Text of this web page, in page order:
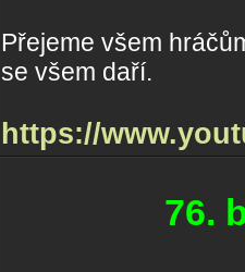
Přejeme všem
se všem daří.
https://
76.